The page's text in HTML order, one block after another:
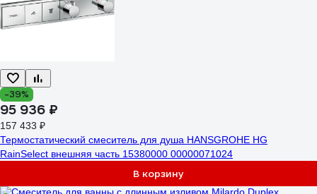
-39%
95 936 ₽
157 433 ₽
Термостатический смеситель для душа HANSGROHE HG
RainSelect внешняя часть 15380000 00000071024
В корзину